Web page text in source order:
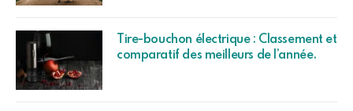
Tire-bouchon électrique : Classement et
comparatif des meilleurs de l’année.